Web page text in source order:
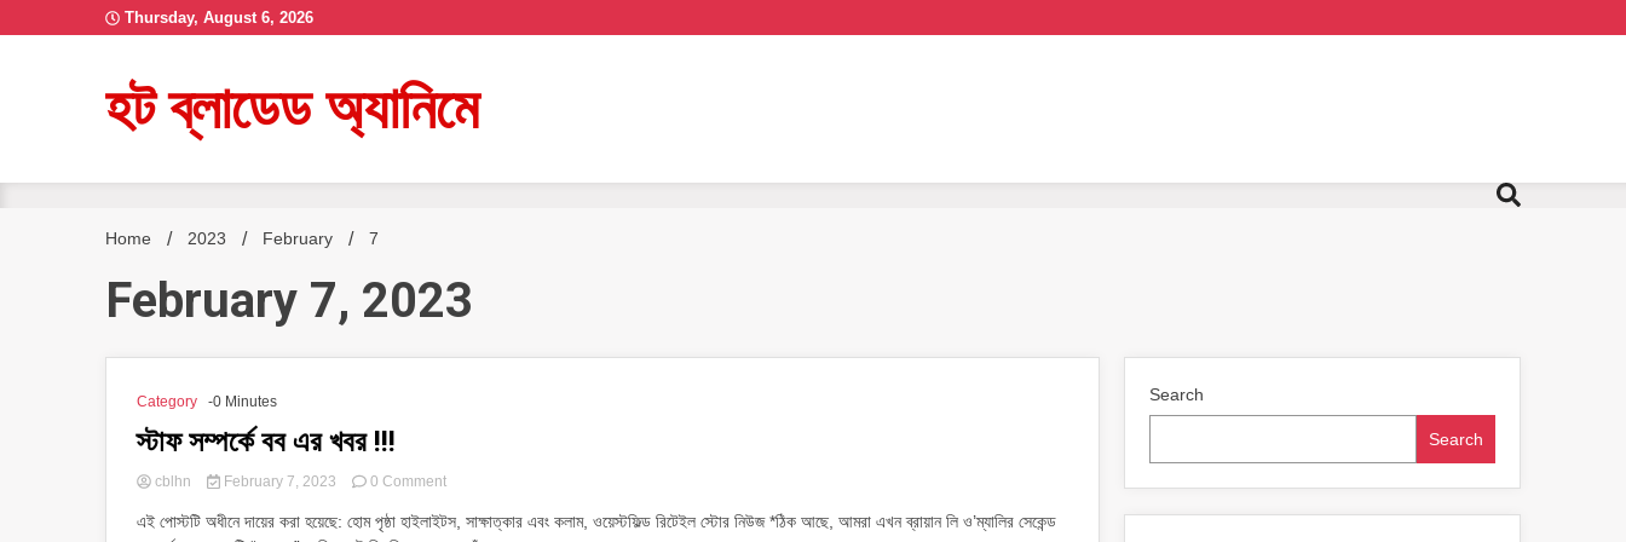
to
Thursday, August 6, 2026
হট ব্লাডেড অ্যানিমে
Home 2023 February 7
February 7, 2023
Category -0 Minutes
স্টাফ সম্পর্কে বব এর খবর !!!
cblhn February 7, 2023 0 Commenton
সম্পর্কে
এই পোস্টটি অধীনে দায়ের করা হয়েছে: হোম পৃষ্ঠা হাইলাইটস, সাক্ষাত্কার এবং কলাম, ওয়েস্টফিল্ড রিটেইল স্টোর নিউজ *ঠিক আছে, আমরা এখন ব্রায়ান লি ও’ম্যালির সেকেন্ড
Search
Search